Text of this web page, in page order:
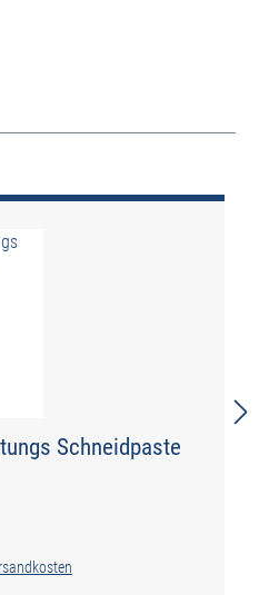
Schneidpaste